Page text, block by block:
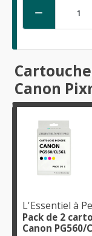

Canon
L'Essentiel à
Pack de 2
Canon